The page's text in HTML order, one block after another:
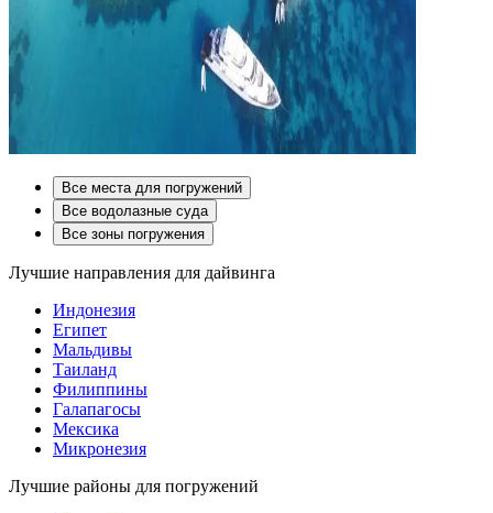
Все места для погружений
Все водолазные суда
Все зоны погружения
Лучшие направления для дайвинга
Индонезия
Египет
Мальдивы
Таиланд
Филиппины
Галапагосы
Мексика
Микронезия
Лучшие районы для погружений